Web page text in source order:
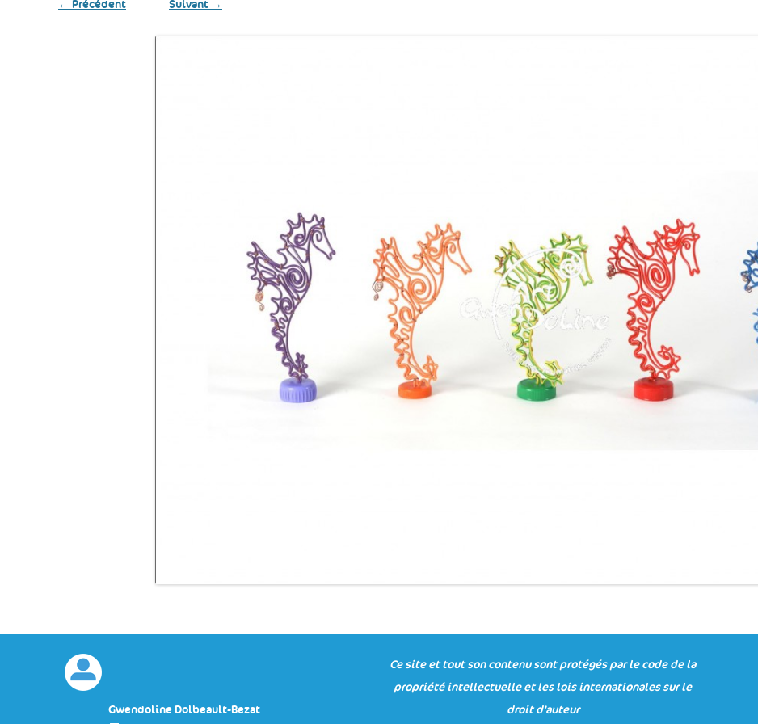
← Précédent Suivant →
Gwendoline Dolbeault-Bezat
Ce site et tout son contenu sont protégés par le code de la
propriété intellectuelle et les lois internationales sur le
droit d'auteur